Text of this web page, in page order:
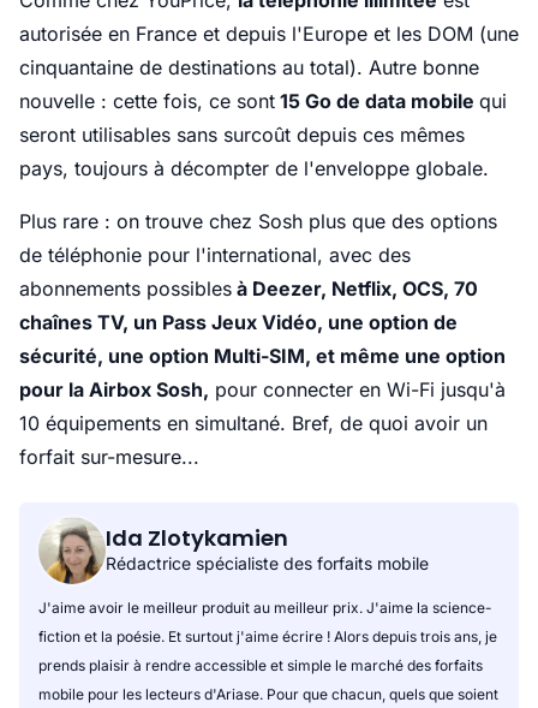
autorisée en France et depuis l'Europe et les DOM (une
cinquantaine de destinations au total). Autre bonne
nouvelle : cette fois, ce sont 15 Go de data mobile qui
seront utilisables sans surcoût depuis ces mêmes
pays, toujours à décompter de l'enveloppe globale.
Plus rare : on trouve chez Sosh plus que des options
de téléphonie pour l'international, avec des
abonnements possibles à Deezer, Netflix, OCS, 70
chaînes TV, un Pass Jeux Vidéo, une option de
sécurité, une option Multi-SIM, et même une option
pour la Airbox Sosh, pour connecter en Wi-Fi jusqu'à
10 équipements en simultané. Bref, de quoi avoir un
forfait sur-mesure...
Ida Zlotykamien
Rédactrice spécialiste des forfaits mobile
J'aime avoir le meilleur produit au meilleur prix. J'aime la science-
fiction et la poésie. Et surtout j'aime écrire ! Alors depuis trois ans, je
prends plaisir à rendre accessible et simple le marché des forfaits
mobile pour les lecteurs d'Ariase. Pour que chacun, quels que soient